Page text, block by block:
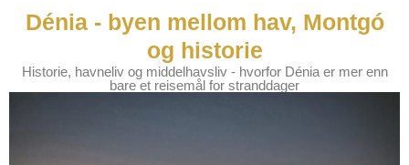
Dénia - byen mellom hav, Montgó
og historie
Historie, havneliv og middelhavsliv - hvorfor Dénia er mer enn
bare et reisemål for stranddager